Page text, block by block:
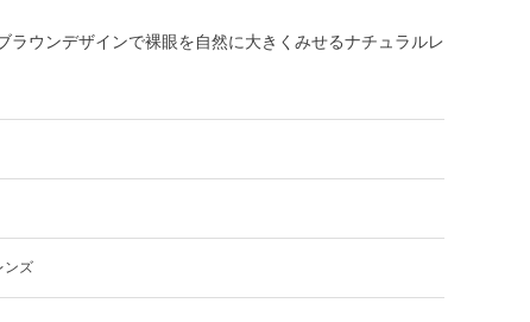
ウンデザインで裸眼を自然に大きくみせるナチュラルレ
ンズ